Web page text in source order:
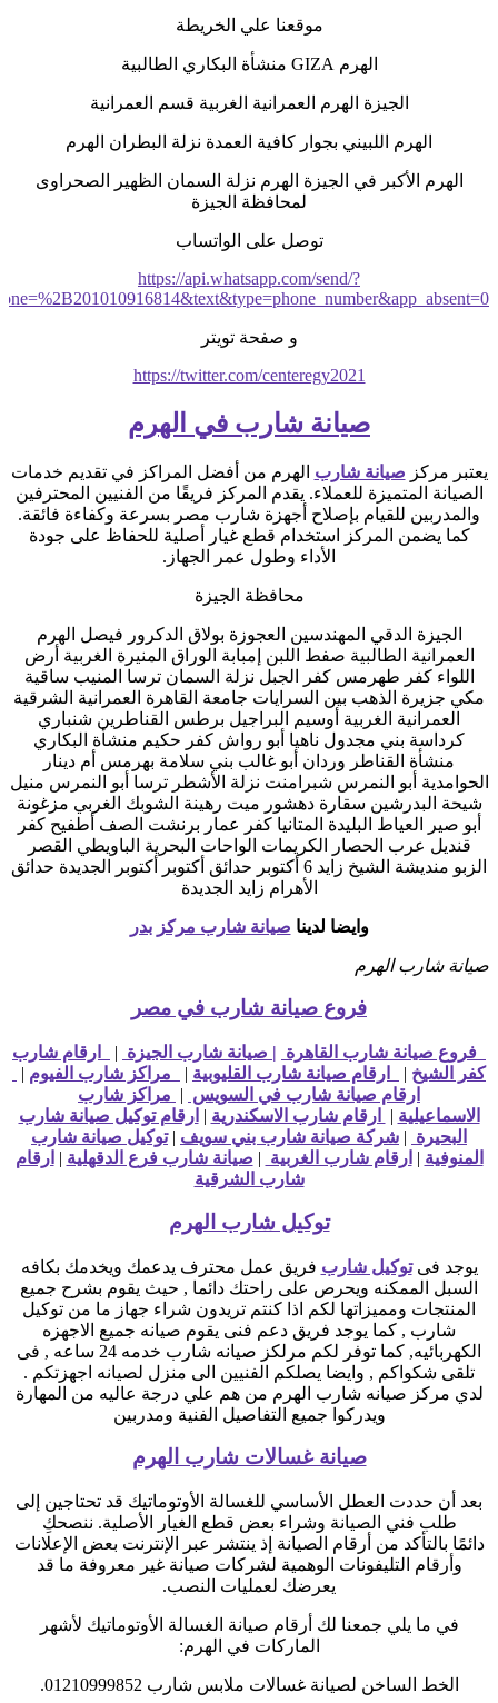
موقعنا علي الخريطة
الهرم GIZA منشأة البكاري الطالبية
الجيزة الهرم العمرانية الغربية قسم العمرانية
الهرم اللبيني بجوار كافية العمدة نزلة البطران الهرم
الهرم الأكبر في الجيزة الهرم نزلة السمان الظهير الصحراوى
لمحافظة الجيزة
توصل على الواتساب
https://api.whatsapp.com/send/?
و صفحة تويتر
https://twitter.com/centeregy2021
صيانة شارب في الهرم
يعتبر مركز صيانة شارب الهرم من أفضل المراكز في تقديم خدمات
الصيانة المتميزة للعملاء. يقدم المركز فريقًا من الفنيين المحترفين
والمدربين للقيام بإصلاح أجهزة شارب مصر بسرعة وكفاءة فائقة.
كما يضمن المركز استخدام قطع غيار أصلية للحفاظ على جودة
الأداء وطول عمر الجهاز.
محافظة الجيزة
الجيزة الدقي المهندسين العجوزة بولاق الدكرور فيصل الهرم
العمرانية الطالبية صفط اللبن إمبابة الوراق المنيرة الغربية أرض
اللواء كفر طهرمس كفر الجبل نزلة السمان ترسا المنيب ساقية
مكي جزيرة الذهب بين السرايات جامعة القاهرة العمرانية الشرقية
العمرانية الغربية أوسيم البراجيل برطس القناطرين شنباري
كرداسة بني مجدول ناهيا أبو رواش كفر حكيم منشأة البكاري
منشأة القناطر وردان أبو غالب بني سلامة بهرمس أم دينار
الحوامدية أبو النمرس شبرامنت نزلة الأشطر ترسا أبو النمرس منيل
شيحة البدرشين سقارة دهشور ميت رهينة الشوبك الغربي مزغونة
أبو صير العياط البليدة المتانيا كفر عمار برنشت الصف أطفيح كفر
قنديل عرب الحصار الكريمات الواحات البحرية الباويطي القصر
الزبو منديشة الشيخ زايد 6 أكتوبر حدائق أكتوبر أكتوبر الجديدة حدائق
الأهرام زايد الجديدة
وايضا لدينا صيانة شارب مركز بدر
صيانة شارب الهرم
فروع صيانة شارب في مصر
فروع صيانة شارب القاهرة | صيانة شارب الجيزة |
ارقام شارب
كفر الشيخ | ارقام صيانة شارب القليوبية | مراكز شارب الفيوم |
ارقام صيانة شارب في السويس | مراكز شارب
الاسماعيلية | ارقام شارب الاسكندرية | ارقام توكيل صيانة شارب
البحيرة | شركة صيانة شارب بني سويف |توكيل صيانة شارب
المنوفية | ارقام شارب الغربية | صيانة شارب فرع الدقهلية | ارقام
شارب الشرقية
توكيل شارب الهرم
يوجد فىتوكيل شارب فريق عمل محترف يدعمك ويخدمك بكافه
السبل الممكنه ويحرص على راحتك دائما , حيث يقوم بشرح جميع
المنتجات ومميزاتها لكم اذا كنتم تريدون شراء جهاز ما من توكيل
شارب , كما يوجد فريق دعم فنى يقوم صيانه جميع الاجهزه
الكهربائيه, كما توفر لكم مرلكز صيانه شارب خدمه 24 ساعه , فى
تلقى شكواكم , وايضا يصلكم الفنيين الى منزل لصيانه اجهزتكم .
لدي مركز صيانه شارب الهرم من هم علي درجة عاليه من المهارة
ويدركوا جميع التفاصيل الفنية ومدربين
صيانة غسالات شارب الهرم
بعد أن حددت العطل الأساسي للغسالة الأوتوماتيك قد تحتاجين إلى
طلب فني الصيانة وشراء بعض قطع الغيار الأصلية. ننصحكِ
دائمًا بالتأكد من أرقام الصيانة إذ ينتشر عبر الإنترنت بعض الإعلانات
وأرقام التليفونات الوهمية لشركات صيانة غير معروفة ما قد
يعرضك لعمليات النصب.
في ما يلي جمعنا لك أرقام صيانة الغسالة الأوتوماتيك لأشهر
الماركات في الهرم:
الخط الساخن لصيانة غسالات ملابس شارب 01210999852.